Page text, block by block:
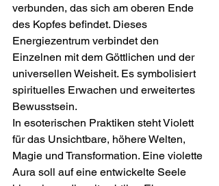
verbunden, das sich am oberen Ende
des Kopfes befindet. Dieses
Energiezentrum verbindet den
Einzelnen mit dem Göttlichen und der
universellen Weisheit. Es symbolisiert
spirituelles Erwachen und erweitertes
Bewusstsein.
In esoterischen Praktiken steht Violett
für das Unsichtbare, höhere Welten,
Magie und Transformation. Eine violette
Aura soll auf eine entwickelte Seele